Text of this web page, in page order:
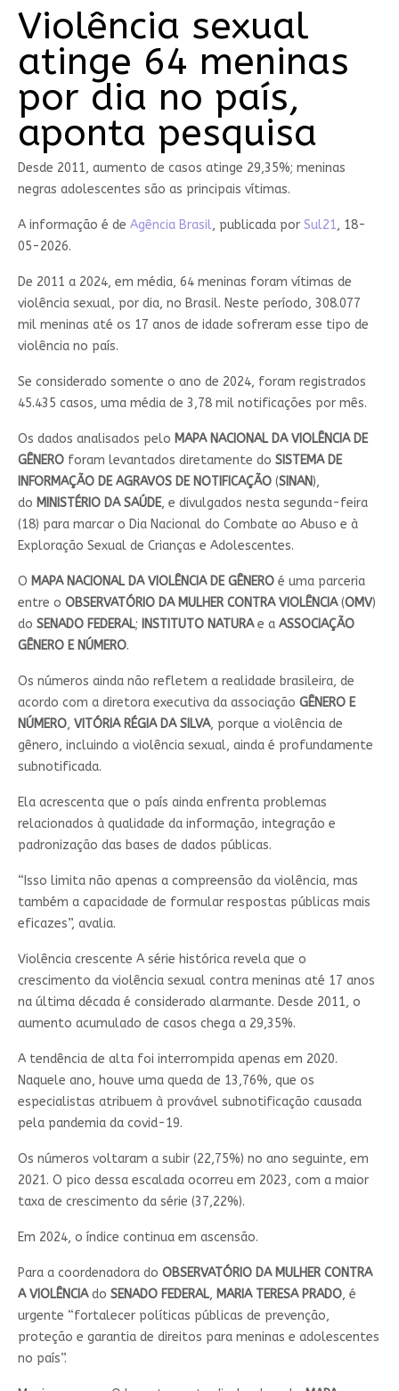
Violência sexual
atinge 64 meninas
por dia no país,
aponta pesquisa
Desde 2011, aumento de casos atinge 29,35%; meninas
negras adolescentes são as principais vítimas.
A informação é de Agência Brasil, publicada por Sul21, 18-
05-2026.
De 2011 a 2024, em média, 64 meninas foram vítimas de
violência sexual, por dia, no Brasil. Neste período, 308.077
mil meninas até os 17 anos de idade sofreram esse tipo de
violência no país.
Se considerado somente o ano de 2024, foram registrados
45.435 casos, uma média de 3,78 mil notificações por mês.
Os dados analisados pelo MAPA NACIONAL DA VIOLÊNCIA DE
GÊNEROforam levantados diretamente do SISTEMA DE
INFORMAÇÃO DE AGRAVOS DE NOTIFICAÇÃO(SINAN),
do MINISTÉRIO DA SAÚDE, e divulgados nesta segunda-feira
(18) para marcar o Dia Nacional do Combate ao Abuso e à
Exploração Sexual de Crianças e Adolescentes.
O MAPA NACIONAL DA VIOLÊNCIA DE GÊNEROé uma parceria
entre o OBSERVATÓRIO DA MULHER CONTRA VIOLÊNCIA(OMV)
do SENADO FEDERAL; INSTITUTO NATURAe a ASSOCIAÇÃO
GÊNERO E NÚMERO.
Os números ainda não refletem a realidade brasileira, de
acordo com a diretora executiva da associação GÊNERO E
NÚMERO, VITÓRIA RÉGIA DA SILVA, porque a violência de
gênero, incluindo a violência sexual, ainda é profundamente
subnotificada.
Ela acrescenta que o país ainda enfrenta problemas
relacionados à qualidade da informação, integração e
padronização das bases de dados públicas.
“Isso limita não apenas a compreensão da violência, mas
também a capacidade de formular respostas públicas mais
eficazes”, avalia.
Violência crescente A série histórica revela que o
crescimento da violência sexual contra meninas até 17 anos
na última década é considerado alarmante. Desde 2011, o
aumento acumulado de casos chega a 29,35%.
A tendência de alta foi interrompida apenas em 2020.
Naquele ano, houve uma queda de 13,76%, que os
especialistas atribuem à provável subnotificação causada
pela pandemia da covid-19.
Os números voltaram a subir (22,75%) no ano seguinte, em
2021. O pico dessa escalada ocorreu em 2023, com a maior
taxa de crescimento da série (37,22%).
Em 2024, o índice continua em ascensão.
Para a coordenadora do OBSERVATÓRIO DA MULHER CONTRA
A VIOLÊNCIAdo SENADO FEDERAL, MARIA TERESA PRADO, é
urgente “fortalecer políticas públicas de prevenção,
proteção e garantia de direitos para meninas e adolescentes
no país”.